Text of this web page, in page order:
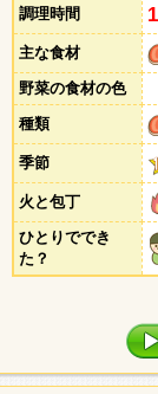
調理時間
主な食材
野菜の食材の色
種類
季節
火と包丁
ひとりででき
た？